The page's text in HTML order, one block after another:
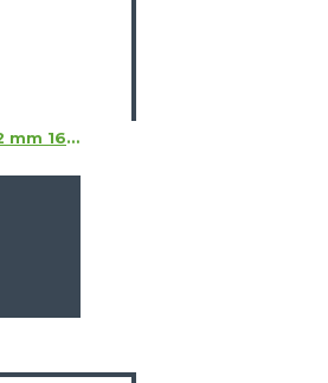
Lignum Tee 2 3/4 72 mm 16 Pcs